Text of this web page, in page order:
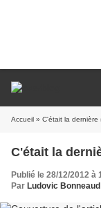
Accueil » C'était la dernière
C'était la
Publié le 28/12/2012 à
Par Ludovic Bonneaud